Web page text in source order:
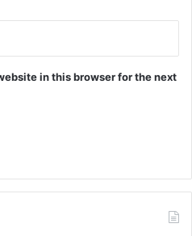
in this browser for the next